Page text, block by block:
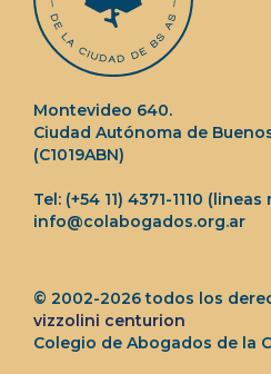
Montevideo 640.
Ciudad Autónoma de
(C1019ABN)
Tel: (+54 11) 4371-1110
info@colabogados.org.ar
© 2002-2026 todos los
vizzolini centurion
Colegio de Abogados de la